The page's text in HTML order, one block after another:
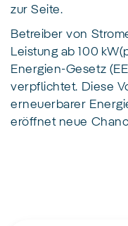
zur Seite.
Betreiber von
Leistung ab 100
Energien-Gesetz
verpflichtet. Diese
erneuerbarer
eröffnet neue